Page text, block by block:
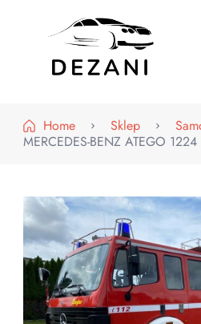
Home
Sklep
MERCEDES-BENZ ATEGO